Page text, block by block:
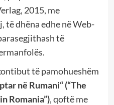
2015, me
të dhëna edhe në Web-
të
të pamohueshëm
në Rumani“ (“The
Romania”), qoftë me